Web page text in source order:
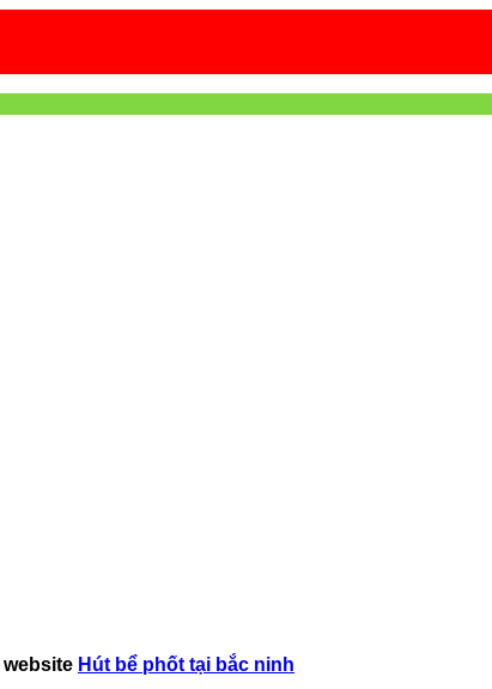
Hút bể phốt tại bắc ninh